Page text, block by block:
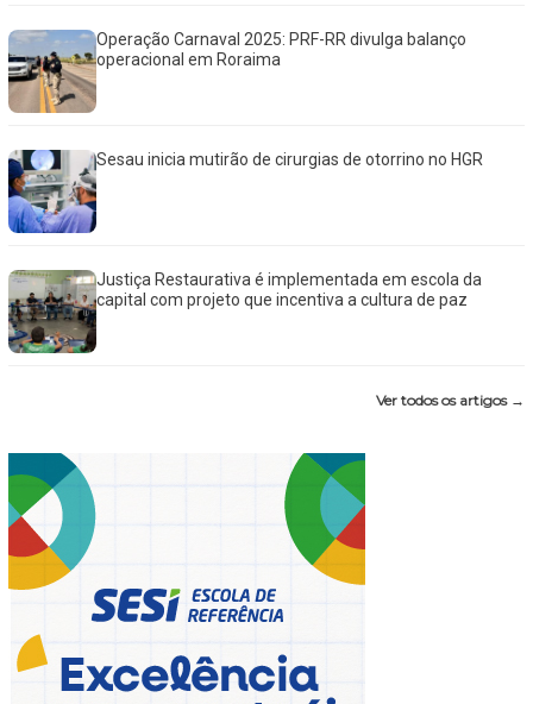
Operação Carnaval 2025: PRF-RR divulga balanço
operacional em Roraima
Sesau inicia mutirão de cirurgias de otorrino no HGR
Justiça Restaurativa é implementada em escola da
capital com projeto que incentiva a cultura de paz
Ver todos os artigos →